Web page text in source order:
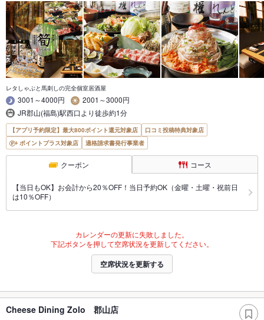
レタしゃぶと馬刺しの完全個室居酒屋
3001～4000円
2001～3000円
JR郡山(福島)駅西口より徒歩約1分
【アプリ予約限定】最大800ポイント還元対象店
口コミ投稿特典対象店
ポイントプラス対象店
適格請求書発行事業者
クーポン コース
【当日もOK】お会計から20％OFF！当日予約OK（金曜・土曜・祝前日
は10％OFF）
カレンダーの更新に失敗しました。
下記ボタンを押して空席状況を更新してください。
空席状況を更新する
Cheese Dining Zolo 郡山店